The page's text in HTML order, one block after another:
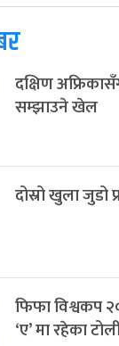
दक्षिण
सम्झाउने खेल
दोस्रो खुला जुडो
फिफा विश्वकप
‘ए’ मा रहेका